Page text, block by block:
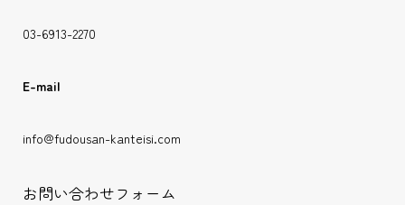
03-6913-2270
E-mail
info@fudousan-kanteisi.com
お問い合わせフォーム